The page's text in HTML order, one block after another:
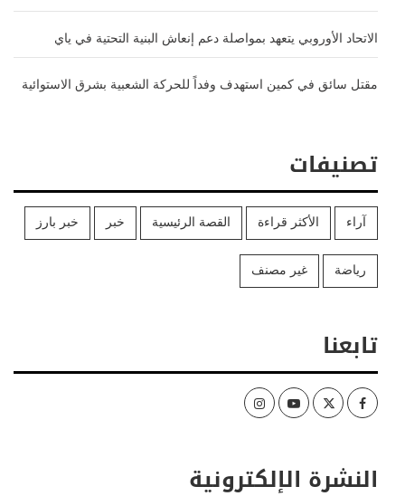
الاتحاد الأوروبي يتعهد بمواصلة دعم إنعاش البنية التحتية في ياي
مقتل سائق في كمين استهدف وفداً للحركة الشعبية بشرق الاستوائية
تصنيفات
آراء الأكثر قراءة القصة الرئيسية خبر خبر بارز
رياضة غير مصنف
تابعنا
Facebook
Twitter
Youtube
Instagram
النشرة الإلكترونية